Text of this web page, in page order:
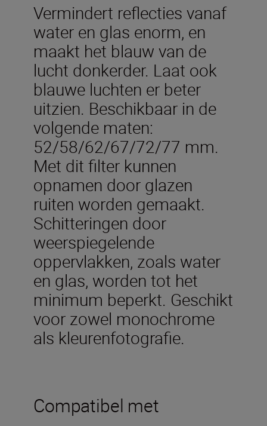
Vermindert reflecties vanaf
water en glas enorm, en
maakt het blauw van de
lucht donkerder. Laat ook
blauwe luchten er beter
uitzien. Beschikbaar in de
volgende maten:
52/58/62/67/72/77 mm.
Met dit filter kunnen
opnamen door glazen
ruiten worden gemaakt.
Schitteringen door
weerspiegelende
oppervlakken, zoals water
en glas, worden tot het
minimum beperkt. Geschikt
voor zowel monochrome
als kleurenfotografie.
Compatibel met